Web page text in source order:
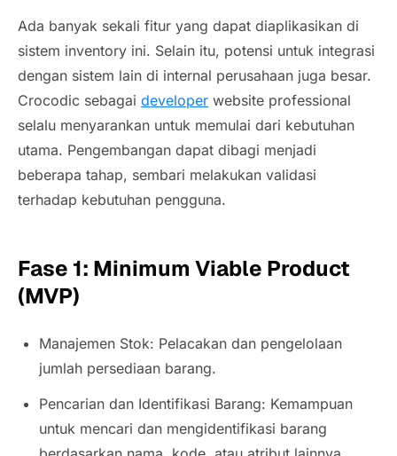
Ada banyak sekali fitur yang dapat diaplikasikan di
sistem inventory ini. Selain itu, potensi untuk integrasi
dengan sistem lain di internal perusahaan juga besar.
Crocodic sebagai developer website professional
selalu menyarankan untuk memulai dari kebutuhan
utama. Pengembangan dapat dibagi menjadi
beberapa tahap, sembari melakukan validasi
terhadap kebutuhan pengguna.
Fase 1: Minimum Viable Product
(MVP)
Manajemen Stok: Pelacakan dan pengelolaan
jumlah persediaan barang.
Pencarian dan Identifikasi Barang: Kemampuan
untuk mencari dan mengidentifikasi barang